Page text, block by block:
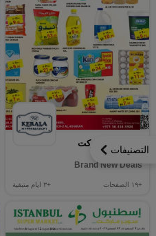
التصنيفات
كيرالا هايبرماركت
Brand New Deals
+١٩ الصفحات +٣ ايام متبقية